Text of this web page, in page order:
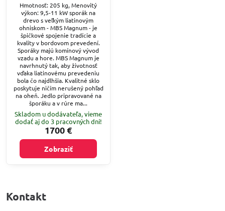
Hmotnosť: 205 kg, Menovitý
výkon: 9,5-11 kW sporák na
drevo s veľkým liatinovým
ohniskom - MBS Magnum - je
špičkové spojenie tradície a
kvality v bordovom prevedení.
Sporáky majú komínový vývod
vzadu a hore. MBS Magnum je
navrhnutý tak, aby životnosť
vďaka liatinovému prevedeniu
bola čo najdlhšia. Kvalitné sklo
poskytuje ničím nerušený pohľad
na oheň. Jedlo pripravované na
šporáku a v rúre ma...
Skladom u dodávateľa, vieme
dodať aj do 3 pracovných dní!
1700 €
Zobraziť
Kontakt